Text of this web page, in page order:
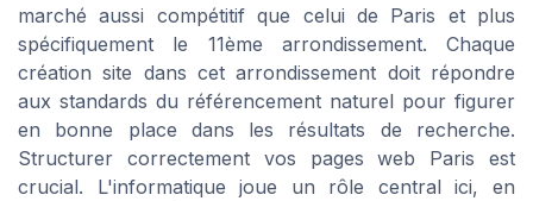
marché aussi compétitif que celui de Paris et plus
spécifiquement le 11ème arrondissement. Chaque
création site dans cet arrondissement doit répondre
aux standards du référencement naturel pour figurer
en bonne place dans les résultats de recherche.
Structurer correctement vos pages web Paris est
crucial. L'informatique joue un rôle central ici, en